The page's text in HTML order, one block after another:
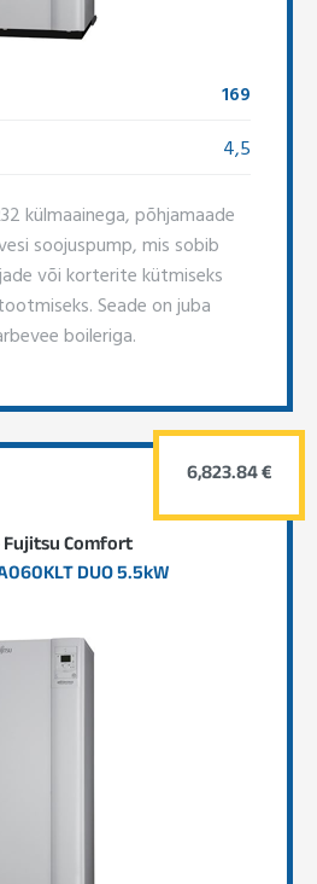
169
4,5
külmaainega, põhjamaade
soojuspump, mis sobib
või korterite kütmiseks
Seade on juba
boileriga.
Comfort
DUO 5.5kW
6,823.84 €